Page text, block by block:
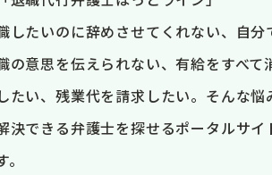
したいのに辞めさせてくれない、自分
の意思を伝えられない、有給をすべて
たい、残業代を請求したい。そんな悩
決できる弁護士を探せるポータルサイ